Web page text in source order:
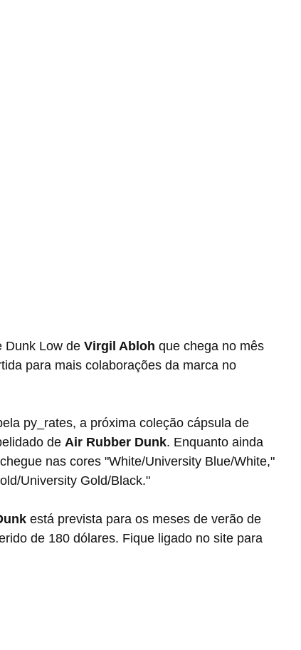
Dunk Low de
Virgil Abloh que chega no mês
para mais colaborações da marca no
de Air Rubber Dunk. Enquanto ainda
nas cores "White/University Blue/White,"
University Gold/Black."
está prevista para os meses de verão de
de 180 dólares. Fique ligado no site para